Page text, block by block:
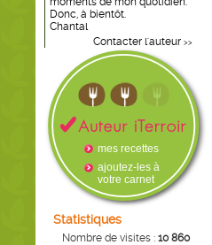
Donc, à bientôt.
Chantal
Contacter l'auteur >>
mes recettes
ajoutez-les à
votre carnet
Statistiques
Nombre de visites : 10 860